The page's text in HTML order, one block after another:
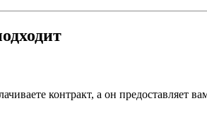
контракт, а он предоставляет